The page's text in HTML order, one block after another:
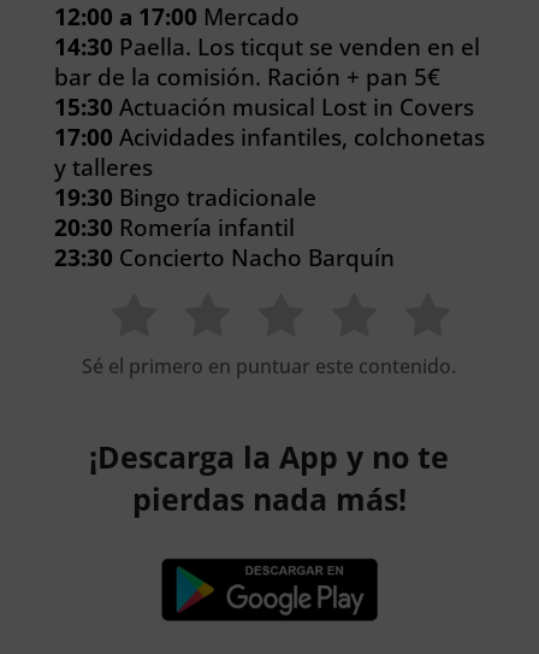
12:00 a 17:00 Mercado
14:30 Paella. Los ticqut se venden en el
bar de la comisión. Ración + pan 5€
15:30 Actuación musical Lost in Covers
17:00 Acividades infantiles, colchonetas
y talleres
19:30 Bingo tradicionale
20:30 Romería infantil
23:30 Concierto Nacho Barquín
Sé el primero en puntuar este contenido.
¡Descarga la App y no te
pierdas nada más!